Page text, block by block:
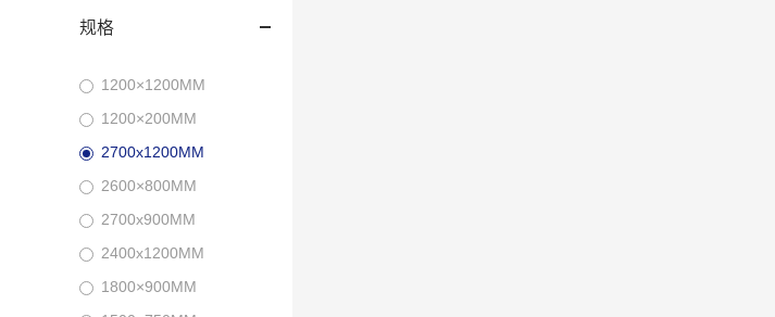
规格
1200×1200MM
1200×200MM
2700x1200MM
2600×800MM
2700x900MM
2400x1200MM
1800×900MM